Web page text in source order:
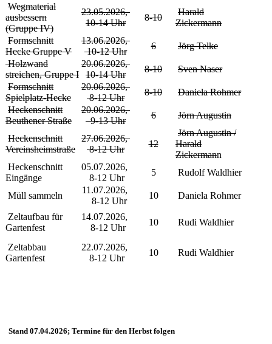
Wegmaterial
ausbessern
(Gruppe IV)
23.05.2026,
10-14 Uhr
8-10
Harald
Zickermann
Formschnitt
Hecke Gruppe V
13.06.2026,
10-12 Uhr
6
Jörg Telke
Holzwand
streichen, Gruppe I
20.06.2026,
10-14 Uhr
8-10
Sven Naser
Formschnitt
Spielplatz-Hecke
20.06.2026,
8-12 Uhr
8-10
Daniela Rohmer
Heckenschnitt
Beuthener Straße
20.06.2026,
9-13 Uhr
6 Jörn Augustin
Heckenschnitt
Vereinsheimstraße
27.06.2026,
8-12 Uhr
12
Jörn Augustin /
Harald
Zickermann
Heckenschnitt
Eingänge
05.07.2026,
8-12 Uhr
5 Rudolf Waldhier
Müll sammeln
11.07.2026,
8-12 Uhr
10 Daniela Rohmer
Zeltaufbau für
Gartenfest
14.07.2026,
8-12 Uhr
10 Rudi Waldhier
Zeltabbau
Gartenfest
22.07.2026,
8-12 Uhr
10 Rudi Waldhier
Stand 07.04.2026; Termine für den Herbst folgen